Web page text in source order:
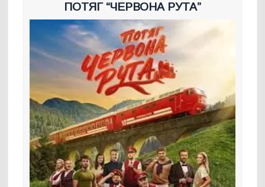
ПОТЯГ “ЧЕРВОНА РУТА”